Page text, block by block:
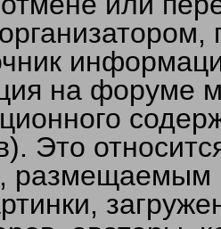
на форуме
Это
размещаемым